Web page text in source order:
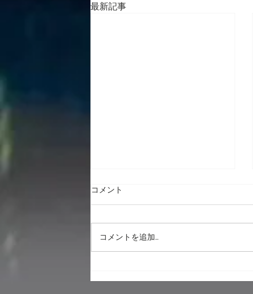
最新記事
生住まわせ売春させたか 2人
コメント
コメントを追加…